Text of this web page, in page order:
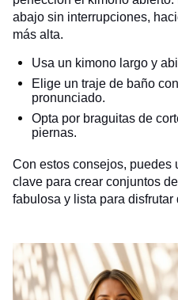
abajo sin interrupciones,
más alta.
Usa un kimono largo y
Elige un traje de baño
pronunciado.
Opta por braguitas de
piernas.
Con estos consejos, puedes
clave para crear conjuntos
fabulosa y lista para disfrutar